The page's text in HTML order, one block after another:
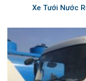
Xe Tưới Nước